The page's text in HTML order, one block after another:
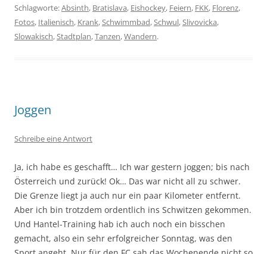
Schlagworte:Absinth, Bratislava, Eishockey, Feiern, FKK, Florenz,
Fotos, Italienisch, Krank,Schwimmbad,Schwul,Slivovicka,
Slowakisch,Stadtplan,Tanzen,Wandern.
Joggen
Schreibe eine Antwort
Ja, ich habe es geschafft… Ich war gestern joggen; bis nach
Österreich und zurück! Ok… Das war nicht all zu schwer.
Die Grenze liegt ja auch nur ein paar Kilometer entfernt.
Aber ich bin trotzdem ordentlich ins Schwitzen gekommen.
Und Hantel-Training hab ich auch noch ein bisschen
gemacht, also ein sehr erfolgreicher Sonntag, was den